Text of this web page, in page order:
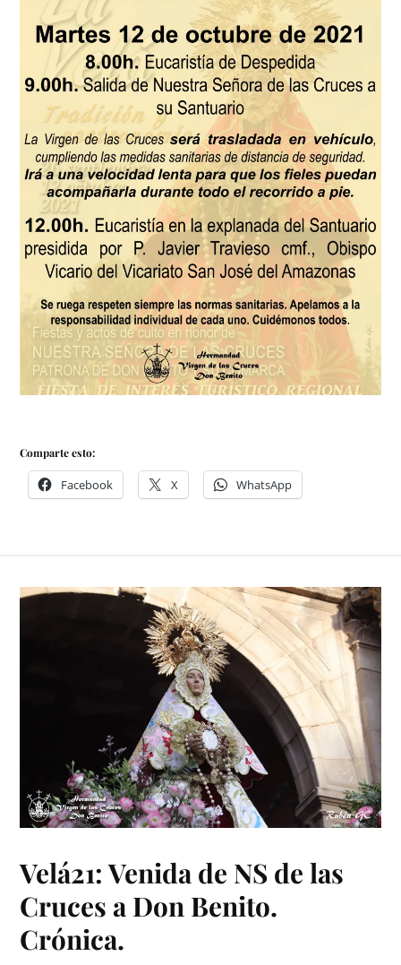
Comparte esto:
Facebook X WhatsApp
Velá21: Venida de NS de las
Cruces a Don Benito.
Crónica.